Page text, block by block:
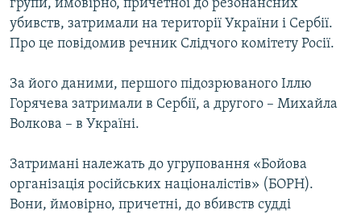
Усі сайти RFE/RL
групи, ймовірно, причетної до резонансних
убивств, затримали на території України і Сербії.
Про це повідомив речник Слідчого комітету Росії.
За його даними, першого підозрюваного Іллю
Горячева затримали в Сербії, а другого – Михайла
Волкова – в Україні.
Затримані належать до угруповання «Бойова
організація російських націоналістів» (БОРН).
Вони, ймовірно, причетні, до вбивств судді